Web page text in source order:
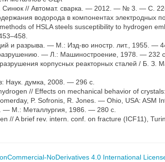
Синюк // Автомат. cварка. — 2012. — № 3. — С.
водорода в компонентах
of HSLA steels susceptibility to hydrogen
и разрыва. — М.: Изд-во иностр. лит., 1955. —
— Л.: Машиностроение, 1978. — 232
корпусных реакторных сталей / Б.
Наук. думка, 2008. — 296 с.
// Effects on mechanical behavior of
P. Sofronis, R. Jones. — Ohio, USA: ASM
— М.: Металлургия, 1986. — 280 с.
// A brief rev. intern. conf. on fracture (ICF11),
NoDerivatives 4.0 International